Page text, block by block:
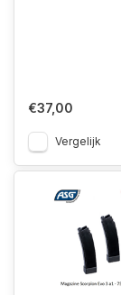
€37,00
Vergelijk